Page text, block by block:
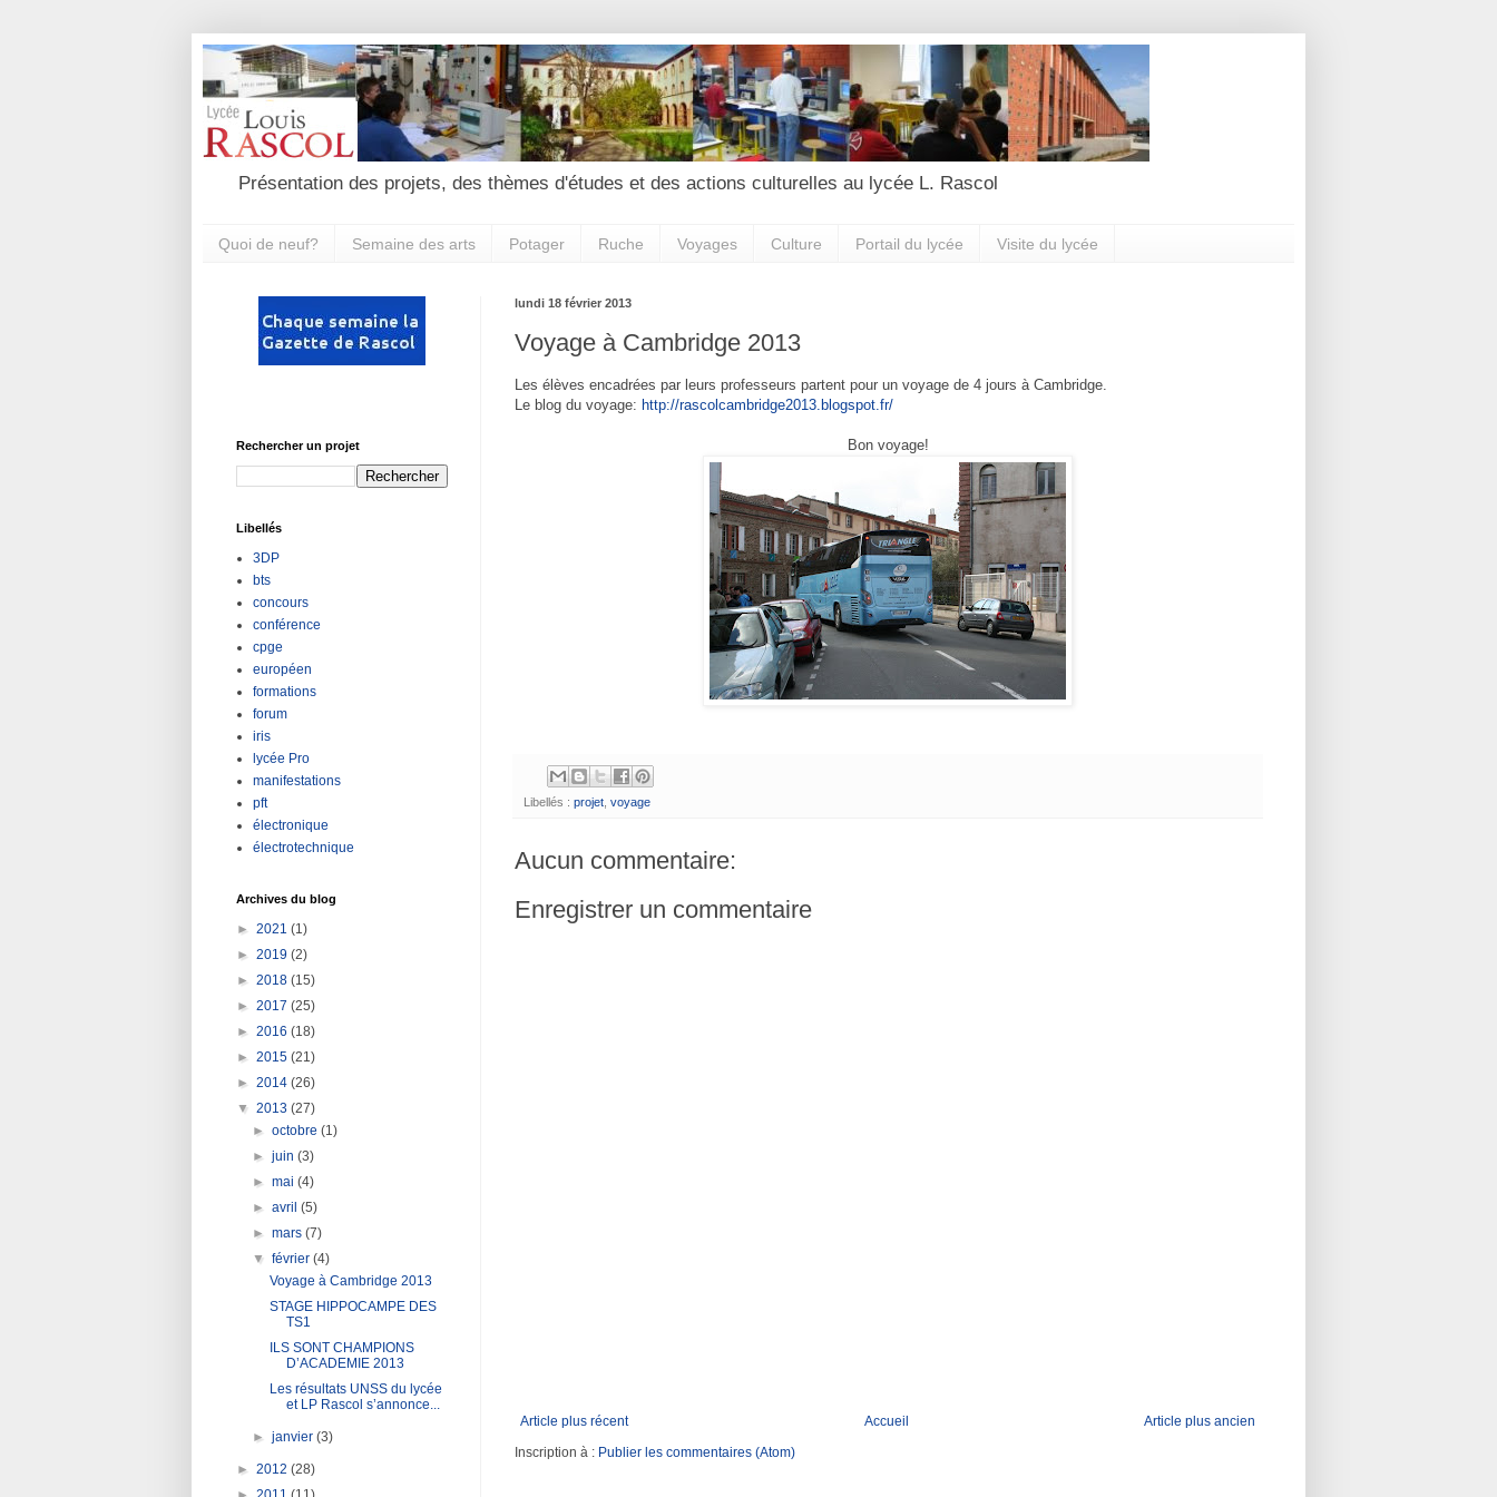
Présentation des projets, des thèmes d'études et des actions culturelles au lycée L. Rascol
Quoi de neuf? Semaine des arts Potager Ruche Voyages Culture Portail du lycée Visite du lycée
lundi 18 février 2013
Voyage à Cambridge 2013
Les élèves encadrées par leurs professeurs partent pour un voyage de 4 jours à Cambridge.
Le blog du voyage: http://rascolcambridge2013.blogspot.fr/
Bon voyage!
Libellés : projet voyage
Aucun commentaire:
Enregistrer un commentaire
Article plus récent Article plus ancien
Accueil
Inscription à : Publier les commentaires (Atom)
Rechercher un projet
Libellés
3DP
bts
concours
conférence
cpge
européen
formations
forum
iris
lycée Pro
manifestations
pft
électronique
électrotechnique
Archives du blog
► 2021 (1)
► 2019 (2)
► 2018 (15)
► 2017 (25)
► 2016 (18)
► 2015 (21)
► 2014 (26)
▼ 2013 (27)
►octobre(1)
►juin(3)
►mai(4)
►avril(5)
►mars(7)
▼février(4)
Voyage à Cambridge 2013
STAGE HIPPOCAMPE DES
TS1
ILS SONT CHAMPIONS
D’ACADEMIE 2013
Les résultats UNSS du lycée
et LP Rascol s’annonce...
►janvier(3)
► 2012 (28)